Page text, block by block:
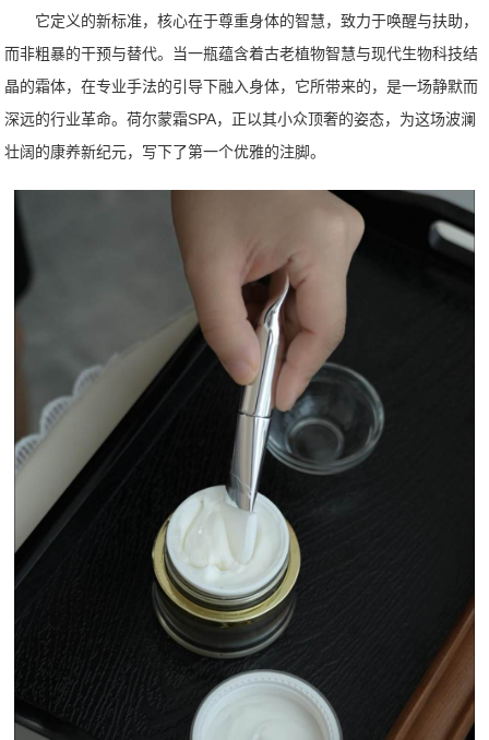
它定义的新标准，核心在于尊重身体的智慧，致力于唤醒与扶助，
而非粗暴的干预与替代。当一瓶蕴含着古老植物智慧与现代生物科技结
晶的霜体，在专业手法的引导下融入身体，它所带来的，是一场静默而
深远的行业革命。荷尔蒙霜SPA，正以其小众顶奢的姿态，为这场波澜
壮阔的康养新纪元，写下了第一个优雅的注脚。